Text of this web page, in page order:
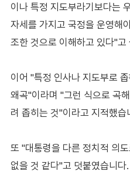
이나 특정 지도부라기보다는
자세를 가지고 국정을 운영해
조한 것으로 이해하고 있다"고
이어 "특정 인사나 지도부로
왜곡"이라며 "그런 식으로 곡
려 좁히는 것"이라고 지적했습
또 "대통령을 다른 정치적 의
없을 것 같다"고 덧붙였습니다.